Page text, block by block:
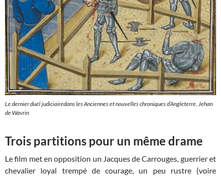
Le dernier duel judiciairedans les Anciennes et nouvelles chroniques d’Angleterre, Jehan
de Wavrin
Trois partitions pour un même drame
Le film met en opposition un Jacques de Carrouges, guerrier et
chevalier loyal trempé de courage, un peu rustre (voire